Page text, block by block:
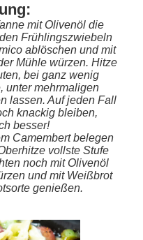
mit Olivenöl die
Frühlingszwiebeln
ablöschen und mit
Mühle würzen. Hitze
bei ganz wenig
unter mehrmaligen
lassen. Auf jeden Fall
knackig bleiben,
besser!
Camembert belegen
vollste Stufe
noch mit Olivenöl
und mit Weißbrot
genießen.